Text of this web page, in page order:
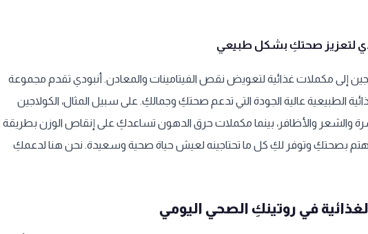
إلى مكملات غذائية لتعويض نقص الفيتامينات والمعادن. أنبودي تقدم مجموعة
الطبيعية عالية الجودة التي تدعم صحتكِ وجمالكِ. على سبيل المثال، الكولاجين
والشعر والأظافر، بينما مكملات حرق الدهون تساعدكِ على إنقاص الوزن بطريقة
بصحتكِ وتوفر لكِ كل ما تحتاجينه لعيش حياة صحية وسعيدة. نحن هنا لدعمكِ
في روتينكِ الصحي اليومي